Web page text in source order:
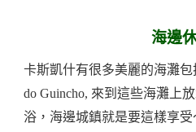
海邊
卡斯凱什有很多美麗的海灘包
do Guincho, 來到這些海灘上
浴，海邊城鎮就是要這樣享